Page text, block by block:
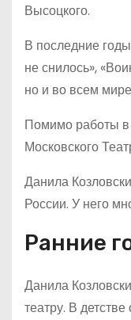
Высоцкого.
В последние
не снилось»,
но и во всем
Помимо работы в
Московского
Данила
России. У него
Ранние
Данила
театру. В